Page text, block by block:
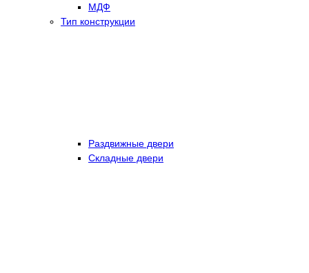
МДФ
Тип конструкции
Раздвижные двери
Складные двери